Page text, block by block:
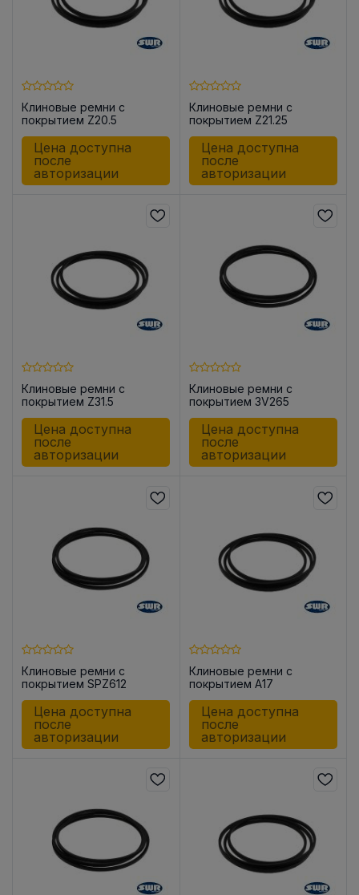
Клиновые ремни с
покрытием Z20.5
Цена доступна
после
авторизации
Клиновые ремни с
покрытием Z21.25
Цена доступна
после
авторизации
Клиновые ремни с
покрытием Z31.5
Цена доступна
после
авторизации
Клиновые ремни с
покрытием 3V265
Цена доступна
после
авторизации
Клиновые ремни с
покрытием SPZ612
Цена доступна
после
авторизации
Клиновые ремни с
покрытием A17
Цена доступна
после
авторизации